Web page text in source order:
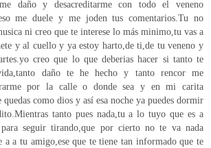
daño y desacreditarme con todo el veneno
me duele y me joden tus comentarios.Tu no
ni creo que te interese lo más minimo,tu vas a
y al cuello y ya estoy harto,de ti,de tu veneno y
creo que lo que deberias hacer si tanto te
daño te he hecho y tanto rencor me
por la calle o donde sea y en mi carita
quedas como dios y así esa noche ya puedes dormir
tanto pues nada,tu a lo tuyo que es a
seguir tirando,que por cierto no te va nada
a a tu amigo,ese que te tiene tan informado que te